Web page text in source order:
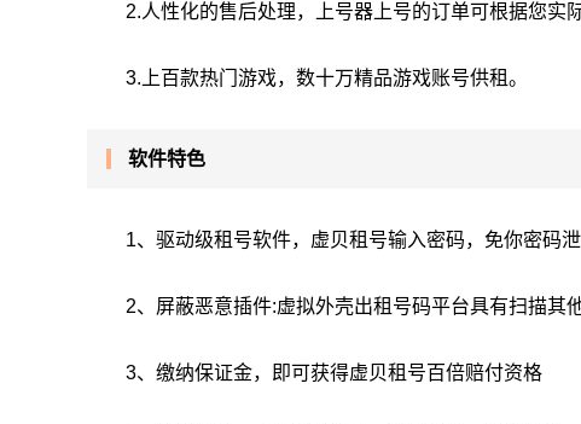
2.人性化的售后处理，上号器上号的订单可根据您实
3.上百款热门游戏，数十万精品游戏账号供租。
软件特色
1、驱动级租号软件，虚贝租号输入密码，免你密码
2、屏蔽恶意插件:虚拟外壳出租号码平台具有扫描其
3、缴纳保证金，即可获得虚贝租号百倍赔付资格